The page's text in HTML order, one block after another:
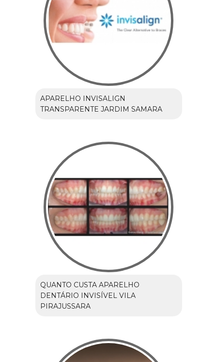
APARELHO INVISALIGN
TRANSPARENTE JARDIM SAMARA
QUANTO CUSTA APARELHO
DENTÁRIO INVISÍVEL VILA
PIRAJUSSARA